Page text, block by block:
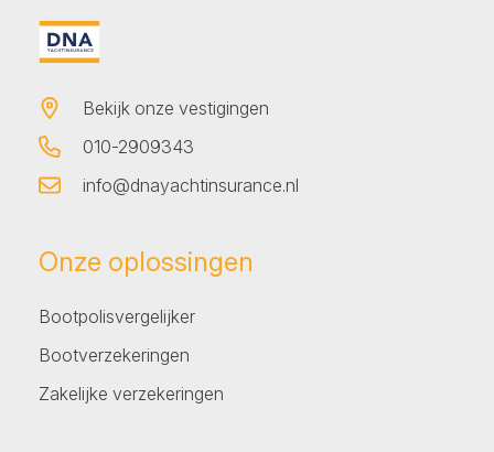
Bekijk onze vestigingen
010-2909343
info@dnayachtinsurance.nl
Onze oplossingen
Bootpolisvergelijker
Bootverzekeringen
Zakelijke verzekeringen